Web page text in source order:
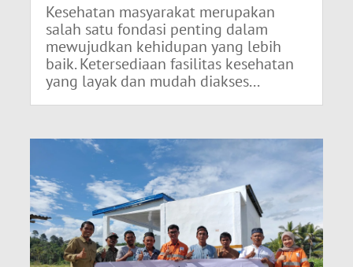
Kesehatan masyarakat merupakan
salah satu fondasi penting dalam
mewujudkan kehidupan yang lebih
baik. Ketersediaan fasilitas kesehatan
yang layak dan mudah diakses...